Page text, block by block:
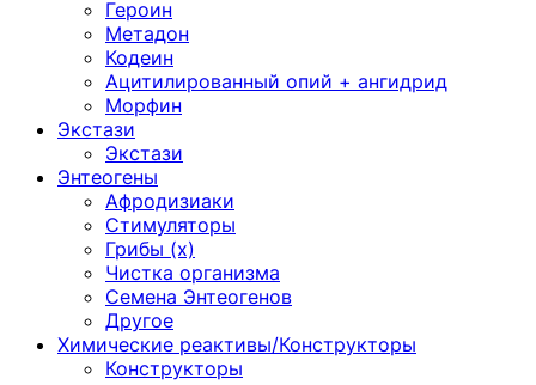
Героин
Метадон
Кодеин
Ацитилированный опий + ангидрид
Морфин
Экстази
Экстази
Энтеогены
Афродизиаки
Стимуляторы
Грибы (х)
Чистка организма
Семена Энтеогенов
Другое
Химические реактивы/Конструкторы
Конструкторы